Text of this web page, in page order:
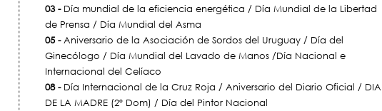
03 -Día mundial de la eficiencia energética / Día Mundial de la Libertad
de Prensa / Día Mundial del Asma
05 -Aniversario de la Asociación de Sordos del Uruguay / Día del
Ginecólogo / Día Mundial del Lavado de Manos /Día Nacional e
Internacional del Celíaco
08 -Día Internacional de la Cruz Roja / Aniversario del Diario Oficial / DIA
DE LA MADRE (2º Dom) / Día del Pintor Nacional